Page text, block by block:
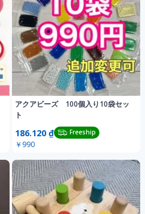
アクアビーズ 100個入り10袋セッ
ト
186.120 ₫ Freeship
￥990